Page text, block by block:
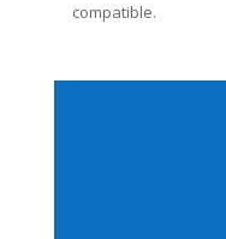
compatible.